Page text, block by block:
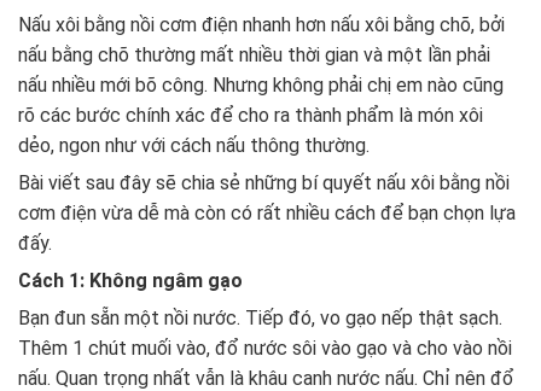
Nấu xôi bằng nồi cơm điện nhanh hơn nấu xôi bằng chõ, bởi
nấu bằng chõ thường mất nhiều thời gian và một lần phải
nấu nhiều mới bõ công. Nhưng không phải chị em nào cũng
rõ các bước chính xác để cho ra thành phẩm là món xôi
dẻo, ngon như với cách nấu thông thường.
Bài viết sau đây sẽ chia sẻ những bí quyết nấu xôi bằng nồi
cơm điện vừa dễ mà còn có rất nhiều cách để bạn chọn lựa
đấy.
Cách 1: Không ngâm gạo
Bạn đun sẵn một nồi nước. Tiếp đó, vo gạo nếp thật sạch.
Thêm 1 chút muối vào, đổ nước sôi vào gạo và cho vào nồi
nấu. Quan trọng nhất vẫn là khâu canh nước nấu. Chỉ nên đổ